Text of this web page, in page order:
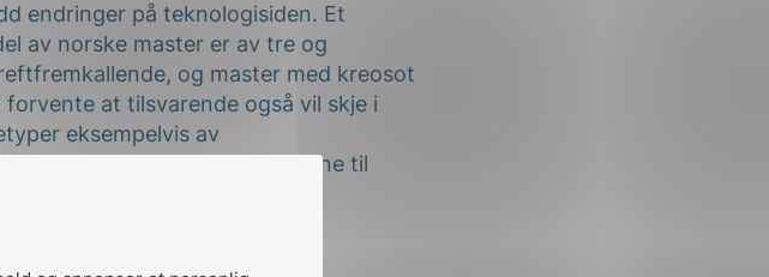
endringer på teknologisiden. Et
av norske master er av tre og
og master med kreosot
at tilsvarende også vil skje i
eksempelvis av
vil en oppdatering av kravene til